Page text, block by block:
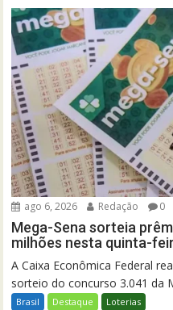
ago 6, 2026 Redação 0
Mega-Sena sorteia
milhões nesta quinta-
A Caixa Econômica Federal
sorteio do concurso 3.041 da
Brasil Destaque Loterias